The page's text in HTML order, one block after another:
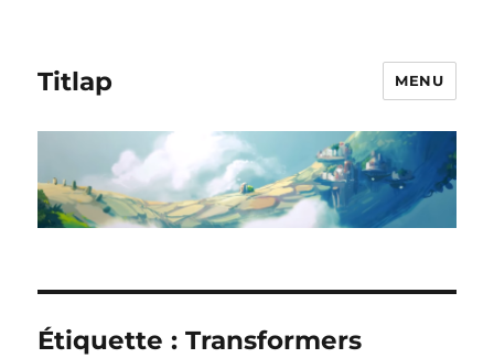
Titlap MENU
Étiquette :Transformers